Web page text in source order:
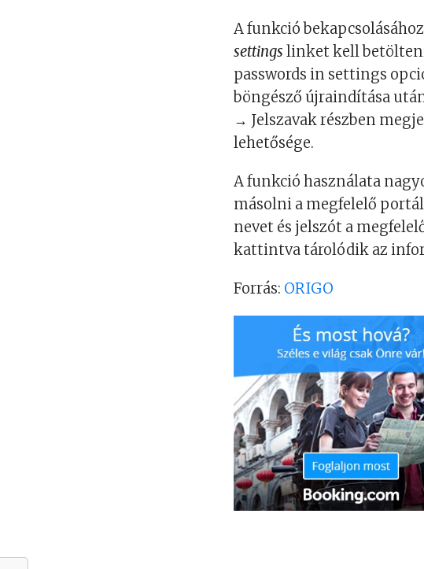
A funkció
settings linket kell
passwords in settings
böngésző újraindítása
→ Jelszavak részben
lehetősége.
A funkció használata
másolni a megfelelő
nevet és jelszót a
kattintva tárolódik az
Forrás: ORIGO